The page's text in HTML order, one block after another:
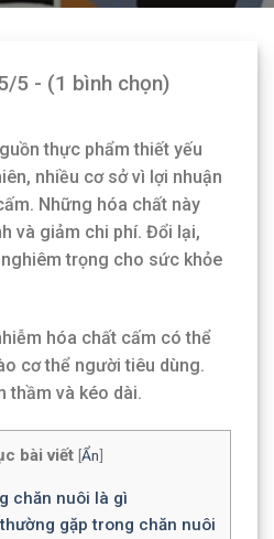
5 - (1 bình chọn)
thực phẩm thiết yếu
nhiều cơ sở vì lợi nhuận
Những hóa chất này
và giảm chi phí. Đổi lại,
trọng cho sức khỏe
hóa chất cấm có thể
cơ thể người tiêu dùng.
thầm và kéo dài.
bài viết [Ẩn]
chăn nuôi là gì
gặp trong chăn nuôi